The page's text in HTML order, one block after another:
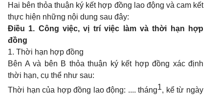
Hai bên thỏa thuận ký kết hợp đồng lao động và cam kết
thực hiện những nội dung sau đây:
Điều 1. Công việc, vị trí việc làm và thời hạn hợp
đồng
1. Thời hạn hợp đồng
Bên A và bên B thỏa thuận ký kết hợp đồng xác định
thời hạn, cụ thể như sau:
Thời hạn của hợp đồng lao động: .... tháng1, kể từ ngày